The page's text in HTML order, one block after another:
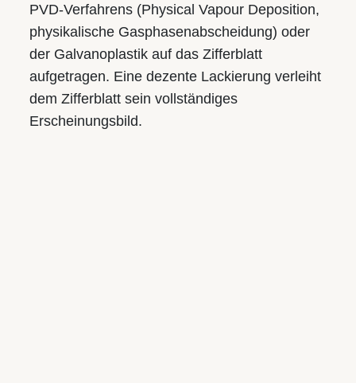
PVD-Verfahrens (Physical Vapour Deposition,
physikalische Gasphasen­abscheidung) oder
der Galvanoplastik auf das Zifferblatt
aufgetragen. Eine dezente Lackierung verleiht
dem Zifferblatt sein vollständiges
Erscheinungsbild.